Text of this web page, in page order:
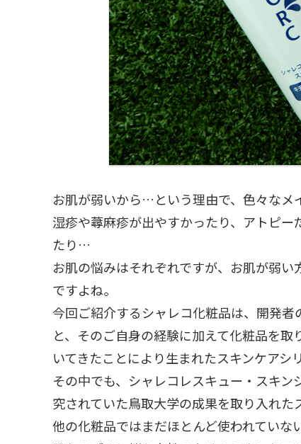
お肌が弱いから…という理由で、色々なメ
湿疹や蕁麻疹が出やすかったり、アトピ
たり…
お肌の悩みはそれぞれですが、お肌が弱
ですよね。
今回ご紹介するシャレコ化粧品は、開発
と、そのご自身の経験に加えて化粧品を
いてきたことにより生まれたスキンケアシ
その中でも、シャレコレスキュー・スキ
究されていた鳥取大学の成果を取り入れた
他の化粧品ではまだほとんど使われてい